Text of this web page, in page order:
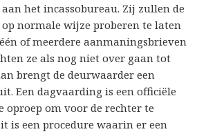
het incassobureau. Zij zullen de
normale wijze proberen te laten
of meerdere aanmaningsbrieven
ze als nog niet over gaan tot
brengt de deurwaarder een
Een dagvaarding is een officiële
oproep om voor de rechter te
is een procedure waarin er een